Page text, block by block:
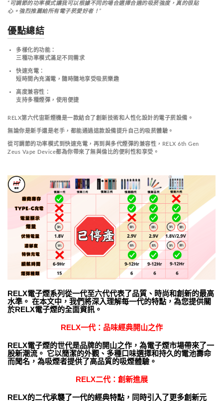
“可調節的功率模式讓我可以根據不同的場合選擇合適的吸菸強度，真的很貼
心。強烈推薦給所有電子菸愛好者！”
優點總結
多樣化的功能 ：
三種功率模式滿足不同需求
快速充電 ：
短時間內充滿電，隨時隨地享受吸菸樂趣
高度兼容性 ：
支持多種煙彈，使用便捷
RELX第六代宙斯煙機是一款結合了創新技術和人性化設計的電子菸設備。
無論你是新手還是老手，都能通過這款設備提升自己的吸菸體驗。
從可調節的功率模式到快速充電，再到與多代煙彈的兼容性，RELX 6th Gen
Zeus Vape Device都為你帶來了無與倫比的便利性和享受。
RELX電子煙系列從一代至六代代表了品質、時尚和創新的最高
水準。 在本文中，我們將深入理解每一代的特點，為您提供關
於RELX電子煙的全面資訊。
RELX一代：品味經典開山之作
RELX電子煙的世代是品牌的開山之作，為電子煙市場帶來了一
股新潮流。 它以簡潔的外觀、多種口味選擇和持久的電池壽命
而聞名，為吸煙者提供了高品質的吸煙體驗。
RELX二代：創新進展
RELX的二代承襲了一代的經典特點，同時引入了更多創新元